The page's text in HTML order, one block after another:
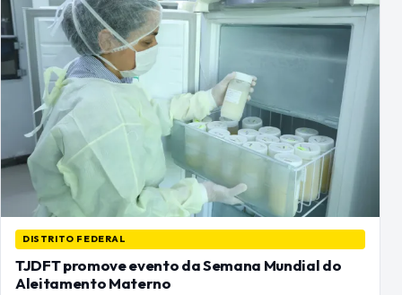
DISTRITO FEDERAL
TJDFT promove evento da Semana Mundial do
Aleitamento Materno